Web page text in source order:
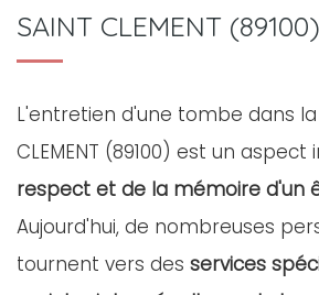
SAINT CLEMENT (89100)
L'entretien d'une tombe dans la
CLEMENT (89100) est un
respect et de la mémoire d'un
Aujourd'hui, de nombreuses
tournent vers des services